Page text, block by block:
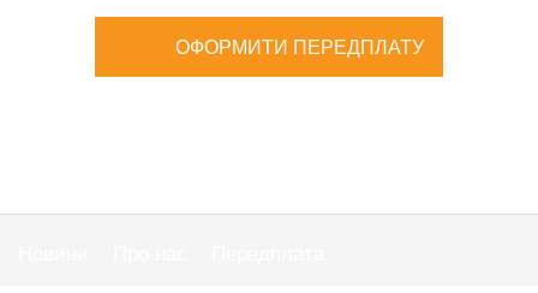
ОФОРМИТИ ПЕРЕДПЛАТУ